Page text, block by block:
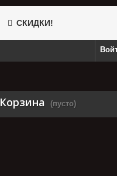
СКИДКИ!
Корзина (пусто)